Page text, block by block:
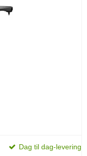
Dag til dag-levering